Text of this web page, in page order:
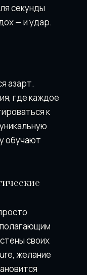
секунды
— и удар.
азарт.
где каждое
к
обучают
своих
желание